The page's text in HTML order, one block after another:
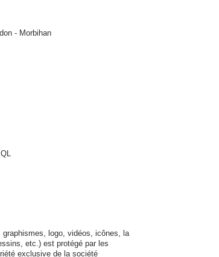
- Morbihan
graphismes, logo, vidéos, icônes, la
etc.) est protégé par les
exclusive de la société